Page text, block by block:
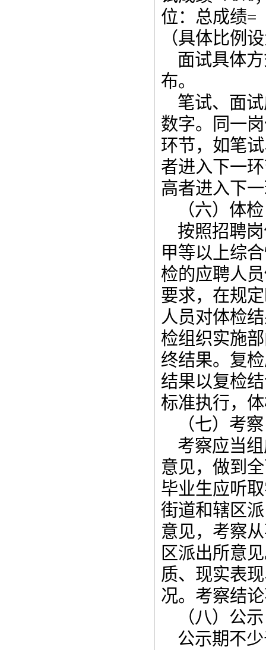
位：总成绩=
（具体比例
面试具体
布。
笔试、面
数字。同一
环节，如笔
者进入下一
高者进入下
（六）体检
按照招聘
甲等以上综
检的应聘人
要求，在规
人员对体检
检组织实施
终结果。复
结果以复检
标准执行，
（七）考察
考察应当
意见，做到
毕业生应听
街道和辖区
意见，考察
区派出所意
质、现实表
况。考察结
（八）公示
公示期不